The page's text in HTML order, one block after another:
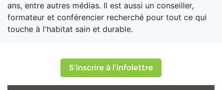
ans, entre autres médias. Il est aussi un conseiller,
formateur et conférencier recherché pour tout ce qui
touche à l'habitat sain et durable.
S'inscrire à l'infolettre